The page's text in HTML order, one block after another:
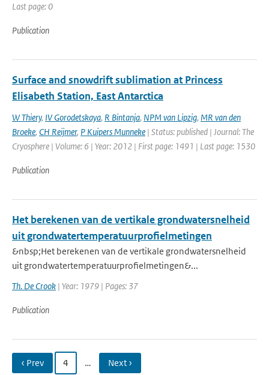
Last page: 0
Publication
Surface and snowdrift sublimation at Princess
Elisabeth Station, East Antarctica
W Thiery, IV Gorodetskaya, R Bintanja, NPM van Lipzig, MR van den
Broeke, CH Reijmer, P Kuipers Munneke | Status: published | Journal: The
Cryosphere | Volume: 6 | Year: 2012 | First page: 1491 | Last page: 1530
Publication
Het berekenen van de vertikale grondwatersnelheid
uit grondwatertemperatuurprofielmetingen
&nbsp;Het berekenen van de vertikale grondwatersnelheid
uit grondwatertemperatuurprofielmetingen&...
Th. De Crook | Year: 1979 | Pages: 37
Publication
‹ Prev 4 … Next ›